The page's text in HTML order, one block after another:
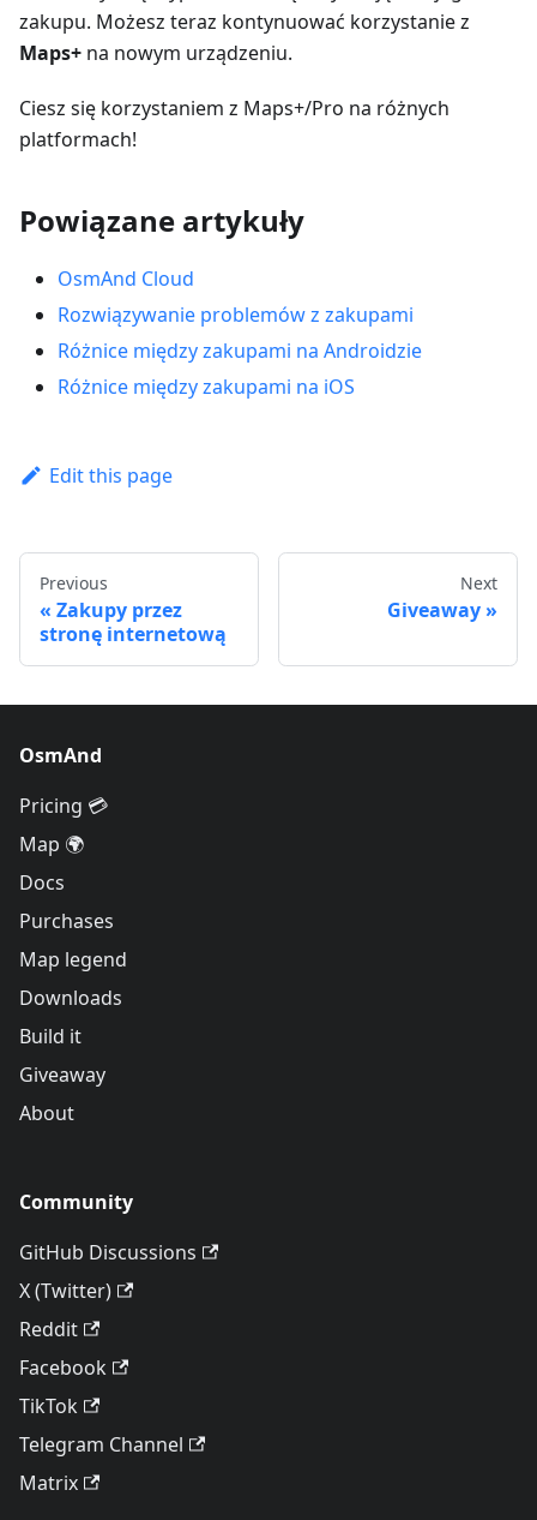
zakupu. Możesz teraz kontynuować korzystanie z
Maps+ na nowym urządzeniu.
Ciesz się korzystaniem z Maps+/Pro na różnych
platformach!
Powiązane artykuły
OsmAnd Cloud
Rozwiązywanie problemów z zakupami
Różnice między zakupami na Androidzie
Różnice między zakupami na iOS
Edit this page
Previous
Zakupy przez
stronę internetową
Next
Giveaway
OsmAnd
Pricing 💳
Map 🌍
Docs
Purchases
Map legend
Downloads
Build it
Giveaway
About
Community
GitHub Discussions
X (Twitter)
Reddit
Facebook
TikTok
Telegram Channel
Matrix